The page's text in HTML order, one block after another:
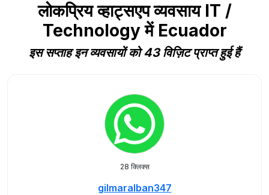
लोकप्रिय व्हाट्सएप व्यवसाय IT /
Technology में Ecuador
इस सप्ताह इन व्यवसायों को 43 विज़िट प्राप्त हुई हैं
28 क्लिक्स
gilmaralban347